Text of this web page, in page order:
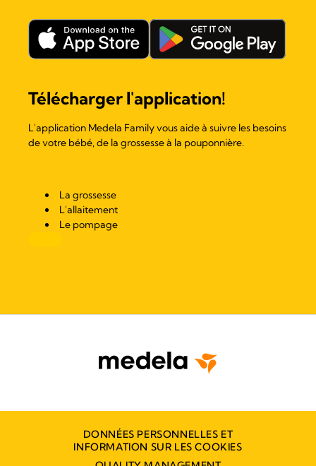
Télécharger l'application!
L'application Medela Family vous aide à suivre les besoins
de votre bébé, de la grossesse à la pouponnière.
La grossesse
L'allaitement
Le pompage
DONNÉES PERSONNELLES ET
INFORMATION SUR LES COOKIES